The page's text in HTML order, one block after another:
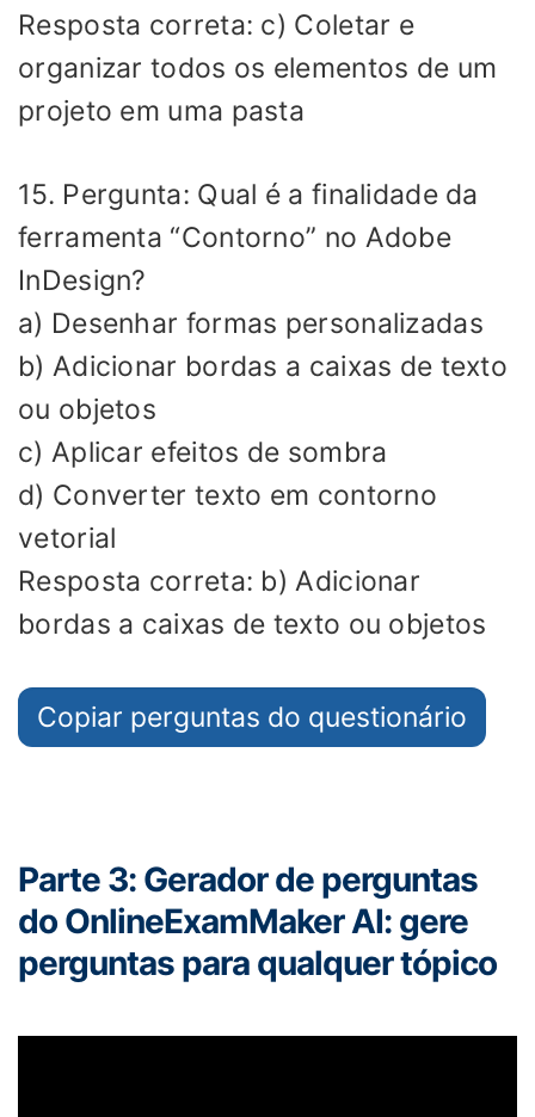
Resposta correta: c) Coletar e
organizar todos os elementos de um
projeto em uma pasta
15. Pergunta: Qual é a finalidade da
ferramenta “Contorno” no Adobe
InDesign?
a) Desenhar formas personalizadas
b) Adicionar bordas a caixas de texto
ou objetos
c) Aplicar efeitos de sombra
d) Converter texto em contorno
vetorial
Resposta correta: b) Adicionar
bordas a caixas de texto ou objetos
Copiar perguntas do questionário
Parte 3: Gerador de perguntas
do OnlineExamMaker AI: gere
perguntas para qualquer tópico